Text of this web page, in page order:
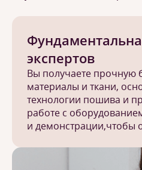
экспертов
Вы получаете прочную
материалы и ткани,
технологии пошива и
работе с
и демонстрации,чтобы